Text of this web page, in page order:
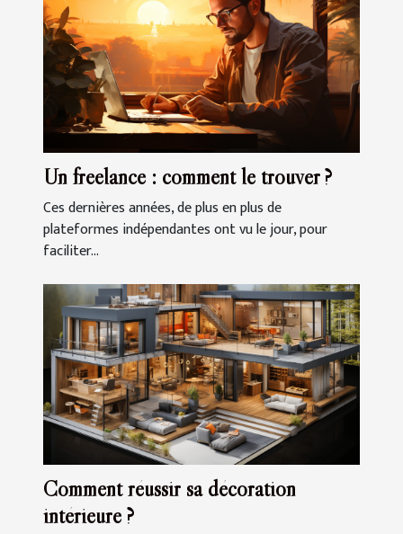
Un freelance : comment le trouver ?
Ces dernières années, de plus en plus de
plateformes indépendantes ont vu le jour, pour
faciliter...
Comment réussir sa décoration
intérieure ?